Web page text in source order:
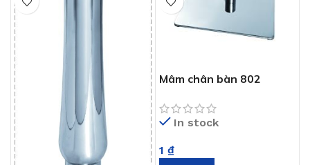
Mâm chân bàn 802
In stock
1 ₫